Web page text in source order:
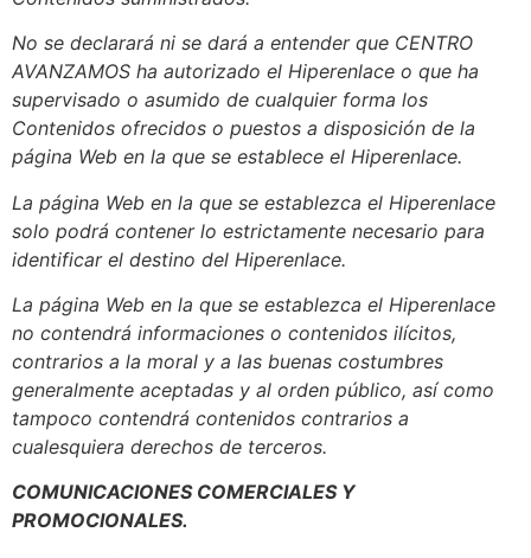
No se declarará ni se dará a entender que CENTRO
AVANZAMOS ha autorizado el Hiperenlace o que ha
supervisado o asumido de cualquier forma los
Contenidos ofrecidos o puestos a disposición de la
página Web en la que se establece el Hiperenlace.
La página Web en la que se establezca el Hiperenlace
solo podrá contener lo estrictamente necesario para
identificar el destino del Hiperenlace.
La página Web en la que se establezca el Hiperenlace
no contendrá informaciones o contenidos ilícitos,
contrarios a la moral y a las buenas costumbres
generalmente aceptadas y al orden público, así como
tampoco contendrá contenidos contrarios a
cualesquiera derechos de terceros.
COMUNICACIONES COMERCIALES Y
PROMOCIONALES.